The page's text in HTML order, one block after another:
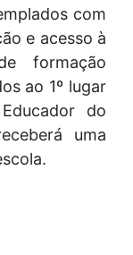
com
e acesso à
formação
ao 1º lugar
do
uma